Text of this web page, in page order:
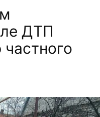
ДТП
частного